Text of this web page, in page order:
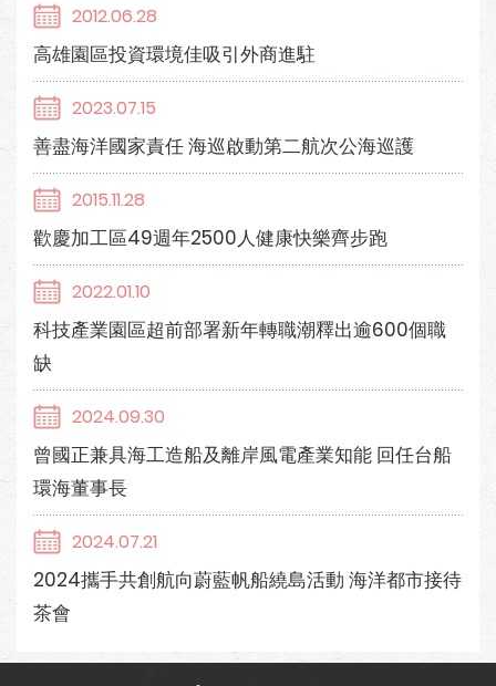
2012.06.28
高雄園區投資環境佳吸引外商進駐
2023.07.15
善盡海洋國家責任 海巡啟動第二航次公海巡護
2015.11.28
歡慶加工區49週年2500人健康快樂齊步跑
2022.01.10
科技產業園區超前部署新年轉職潮釋出逾600個職
缺
2024.09.30
曾國正兼具海工造船及離岸風電產業知能 回任台船
環海董事長
2024.07.21
2024攜手共創航向蔚藍帆船繞島活動 海洋都市接待
茶會